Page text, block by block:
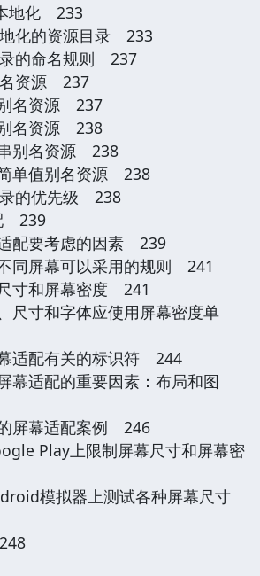
地化 233
化的资源目录 233
的命名规则 237
资源 237
名资源 237
名资源 238
别名资源 238
单值别名资源 238
的优先级 238
239
配要考虑的因素 239
同屏幕可以采用的规则 241
寸和屏幕密度 241
寸和字体应使用屏幕密度单
适配有关的标识符 244
适配的重要因素：布局和图
屏幕适配案例 246
Play上限制屏幕尺寸和屏幕密
模拟器上测试各种屏幕尺寸